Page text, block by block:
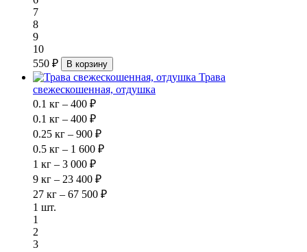
7
8
9
10
550 ₽
В корзину
Трава
свежескошенная, отдушка
0.1 кг – 400 ₽
0.1 кг – 400 ₽
0.25 кг – 900 ₽
0.5 кг – 1 600 ₽
1 кг – 3 000 ₽
9 кг – 23 400 ₽
27 кг – 67 500 ₽
1 шт.
1
2
3